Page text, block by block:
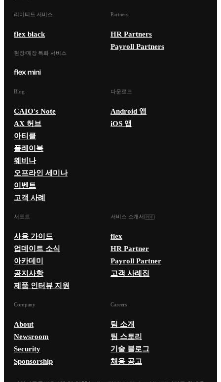
리미티드 서비스
flex black
현장/매장 특화 서비스
Partners
HR Partners
Payroll Partners
Blog
CAIO's Note
AX 허브
아티클
플레이북
웨비나
오프라인 세미나
이벤트
고객 사례
다운로드
Android 앱
iOS 앱
서포트
사용 가이드
업데이트 소식
아카데미
공지사항
제품 인터뷰 지원
서비스 소개서
flex
HR Partner
Payroll Partner
고객 사례집
Company
About
Newsroom
Security
Sponsorship
Careers
팀 소개
팀 스토리
기술 블로그
채용 공고